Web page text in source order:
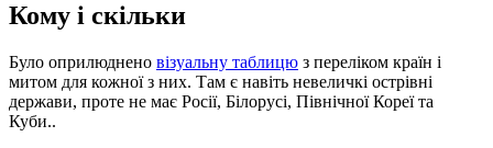
Кому і скільки
Було оприлюднено візуальну таблицю з переліком країн і
митом для кожної з них. Там є навіть невеличкі острівні
держави, проте не має Росії, Білорусі, Північної Кореї та
Куби..